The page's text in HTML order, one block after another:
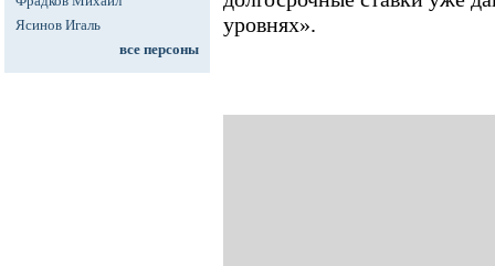
Ясинов Игаль
все персоны
уровнях».